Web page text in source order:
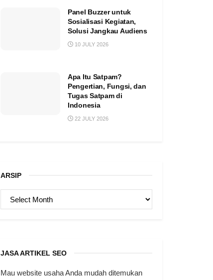
Panel Buzzer untuk
Sosialisasi Kegiatan,
Solusi Jangkau Audiens
10 JULY 2026
Apa Itu Satpam?
Pengertian, Fungsi, dan
Tugas Satpam di
Indonesia
22 JULY 2026
ARSIP
JASA ARTIKEL SEO
Mau website usaha Anda mudah ditemukan